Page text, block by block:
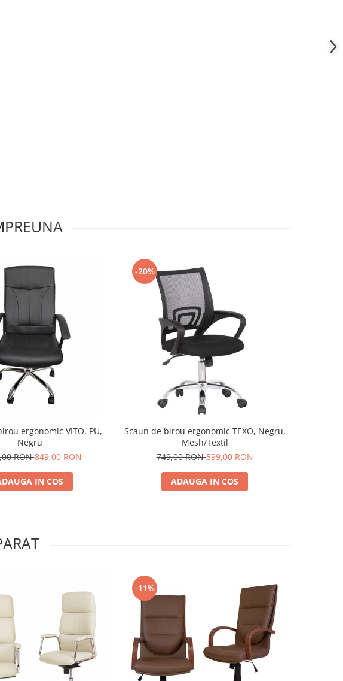
ergonomic VITO, PU,
Negru
RON849,00 RON
IN COS
-20%
Scaun de birou ergonomic TEXO, Negru,
Mesh/Textil
749,00 RON599,00 RON
ADAUGA IN COS
-11%